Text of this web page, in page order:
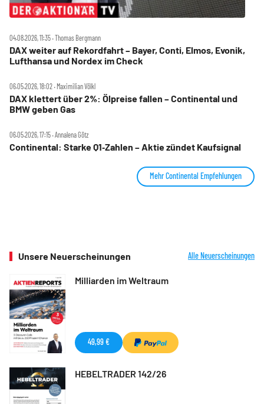
04.08.2026, 11:35 ‧ Thomas Bergmann
DAX weiter auf Rekordfahrt – Bayer, Conti, Elmos, Evonik,
Lufthansa und Nordex im Check
06.05.2026, 18:02 ‧ Maximilian Völkl
DAX klettert über 2%: Ölpreise fallen – Continental und
BMW geben Gas
06.05.2026, 17:15 ‧ Annalena Götz
Continental: Starke Q1‑Zahlen – Aktie zündet Kaufsignal
Mehr Continental Empfehlungen
Unsere Neuerscheinungen Alle Neuerscheinungen
Milliarden im Weltraum
49,99 €
HEBELTRADER 142/26